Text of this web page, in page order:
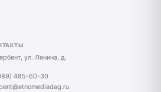
ул. Ленина, д.
485-60-30